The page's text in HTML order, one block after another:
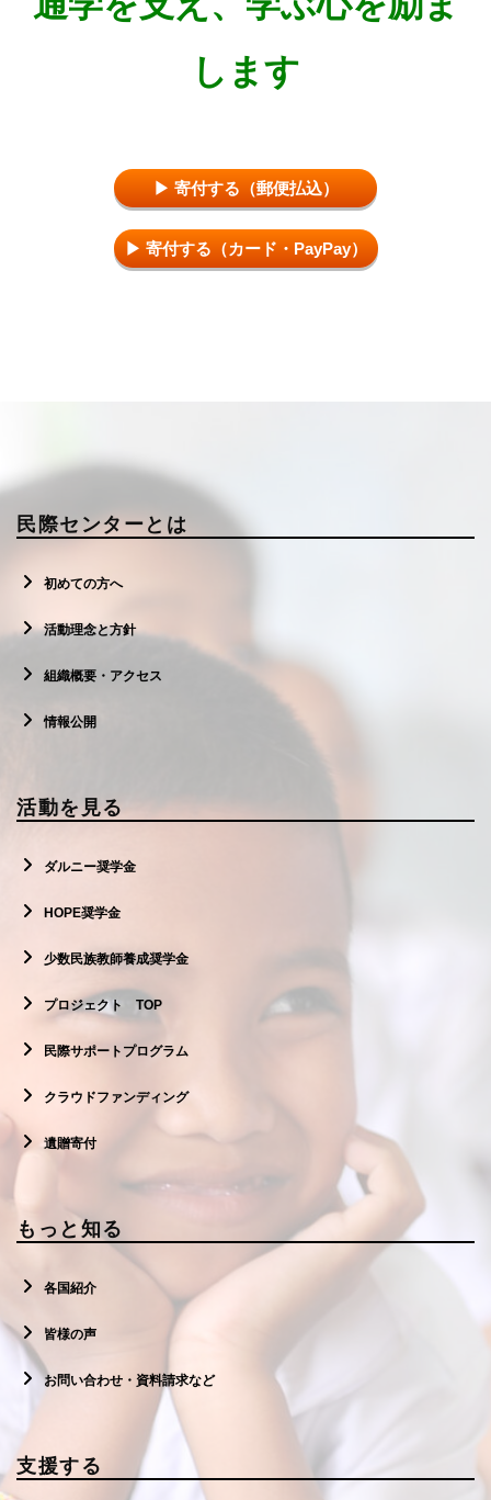
します
▶ 寄付する（郵便払込）
▶ 寄付する（カード・PayPay）
民際センターとは
初めての方へ
活動理念と方針
組織概要・アクセス
情報公開
活動を見る
ダルニー奨学金
HOPE奨学金
少数民族教師養成奨学金
プロジェクト TOP
民際サポートプログラム
クラウドファンディング
遺贈寄付
もっと知る
各国紹介
皆様の声
お問い合わせ・資料請求など
支援する